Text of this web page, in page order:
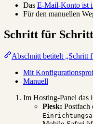
Das E-Mail-Konto ist
Für den manuellen
Schritt für Schritt
Abschnitt betitelt „Schritt
Mit
Manuell
Im Hosting-Panel das
Plesk: